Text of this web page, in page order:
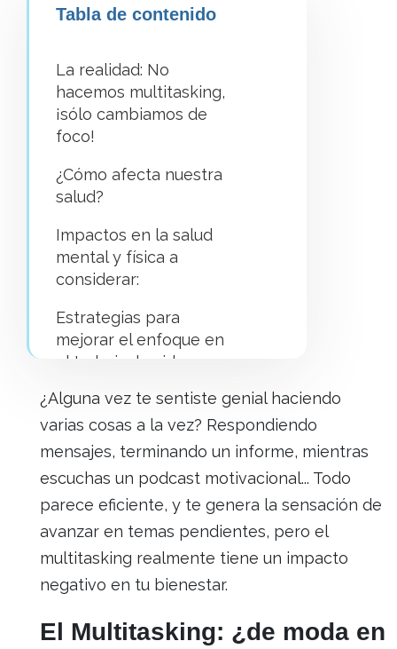
Tabla de contenido
La realidad: No
hacemos multitasking,
¡sólo cambiamos de
foco!
¿Cómo afecta nuestra
salud?
Impactos en la salud
mental y física a
considerar:
Estrategias para
mejorar el enfoque en
el trabajo, la vida
¡Es posible un entorno
de trabajo más ágil y
saludable!
¿Alguna vez te sentiste genial haciendo
varias cosas a la vez? Respondiendo
mensajes, terminando un informe, mientras
escuchas un podcast motivacional... Todo
parece eficiente, y te genera la sensación de
avanzar en temas pendientes, pero el
multitasking realmente tiene un impacto
negativo en tu bienestar.
El Multitasking: ¿de moda en